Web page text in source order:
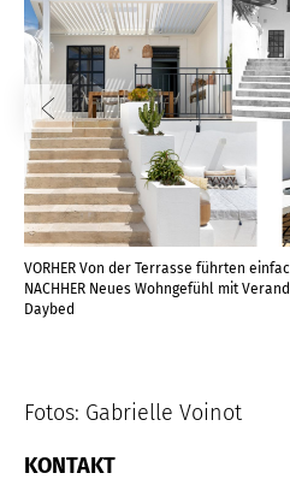
VORHER Von der Terrasse führten
NACHHER Neues Wohngefühl mit
Daybed
Fotos: Gabrielle Voinot
KONTAKT